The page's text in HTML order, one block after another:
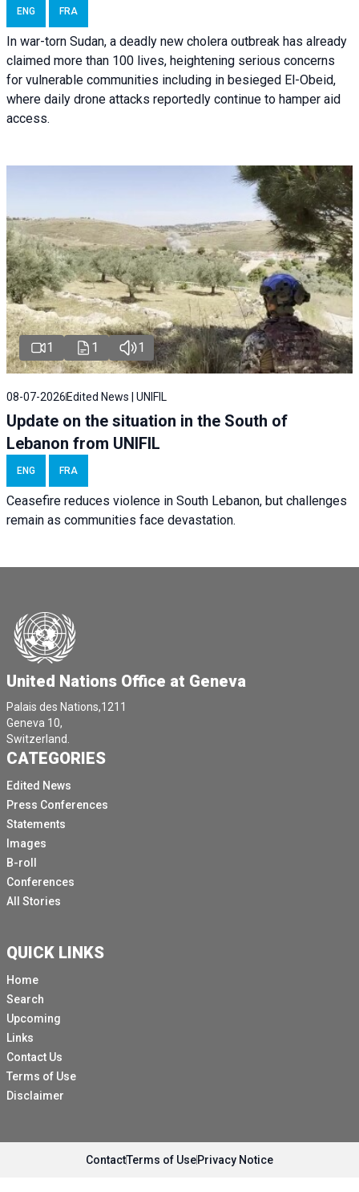
ENG FRA
In war-torn Sudan, a deadly new cholera outbreak has already
claimed more than 100 lives, heightening serious concerns
for vulnerable communities including in besieged El-Obeid,
where daily drone attacks reportedly continue to hamper aid
access.
1 1 1
08-07-2026 Edited News | UNIFIL
Update on the situation in the South of
Lebanon from UNIFIL
ENG FRA
Ceasefire reduces violence in South Lebanon, but challenges
remain as communities face devastation.
United Nations Office at Geneva
Palais des Nations,1211
Geneva 10,
Switzerland.
CATEGORIES
Edited News
Press Conferences
Statements
Images
B-roll
Conferences
All Stories
QUICK LINKS
Home
Search
Upcoming
Links
Contact Us
Terms of Use
Disclaimer
ContactTerms of UsePrivacy Notice